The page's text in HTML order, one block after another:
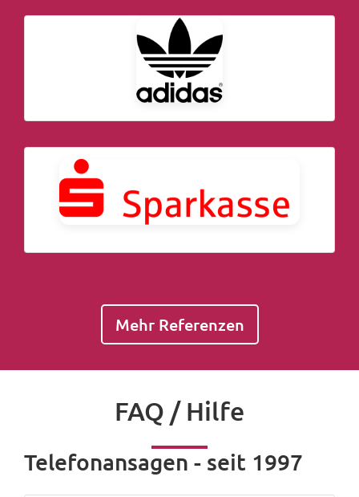
Mehr Referenzen
FAQ / Hilfe
Telefonansagen - seit 1997